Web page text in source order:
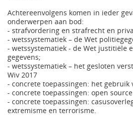
Achtereenvolgens komen in ieder
onderwerpen aan bod:
- strafvordering en strafrecht en
- wetssystematiek – de Wet
- wetssystematiek - de Wet justitiële
gegevens;
- wetssystematiek – het gesloten
Wiv 2017
- concrete toepassingen: het gebruik
- concrete toepassingen: open
- concrete toepassingen:
extremisme en terrorisme.